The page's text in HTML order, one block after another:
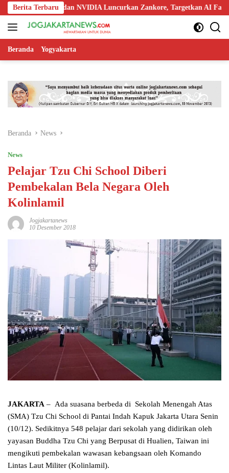
Langsung
ke
konten
Berita Terbaru
Nokia, dan NVIDIA Luncurkan Zankore, Targetkan AI Factory 1 GW
Beranda Yogyakarta
Beranda News
News
Pelajar Tzu Chi School Diberi
Pembekalan Bela Negara Oleh
Kolinlamil
Jogjakartanews
10 Desember 2018
JAKARTA – Ada suasana berbeda di Sekolah Menengah Atas
(SMA) Tzu Chi School di Pantai Indah Kapuk Jakarta Utara Senin
(10/12). Sedikitnya 548 pelajar dari sekolah yang didirikan oleh
yayasan Buddha Tzu Chi yang Berpusat di Hualien, Taiwan ini
mengikuti pembekalan wawasan kebangsaan oleh Komando
Lintas Laut Militer (Kolinlamil).